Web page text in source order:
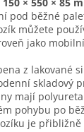
150 × 550 × 85
pod běžné
můžete
jako
z lakované
skladový
mají
pohybu po
je přibližně